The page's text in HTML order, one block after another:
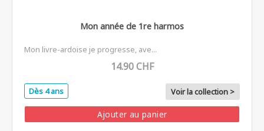
Mon année de 1re harmos
Mon livre-ardoise je progresse, ave...
14.90 CHF
Dès 4 ans Voir la collection >
Ajouter au panier